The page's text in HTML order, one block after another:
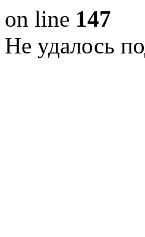
on line 147
Не удалось